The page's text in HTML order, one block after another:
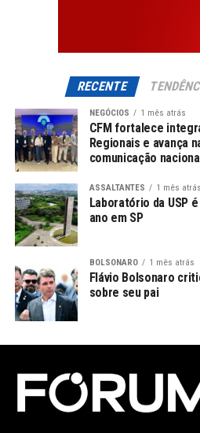
RECENTE
NEGÓCIOS 1 mês atrás
CFM fortalece
Regionais e avança
comunicação
ASSALTANTES 1 mês atrás
Laboratório da USP
ano em SP
BOLSONARO 1 mês atrás
Flávio Bolsonaro
sobre seu pai